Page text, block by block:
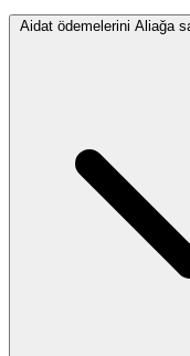
Aidat ödemelerini Aliağa